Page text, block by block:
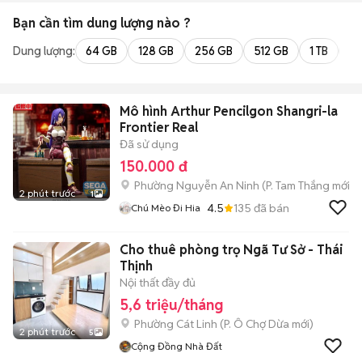
Bạn cần tìm dung lượng nào ?
Dung lượng: 64 GB 128 GB 256 GB 512 GB 1 TB
2 phút trước 1
Mô hình Arthur Pencilgon Shangri-la
Frontier Real
Đã sử dụng
150.000 đ
Phường Nguyễn An Ninh (P. Tam Thắng mới)
Chú Mèo Đi Hia 4.5 135 đã bán
2 phút trước 5
Cho thuê phòng trọ Ngã Tư Sở - Thái
Thịnh
Nội thất đầy đủ
5,6 triệu/tháng
Phường Cát Linh (P. Ô Chợ Dừa mới)
Cộng Đồng Nhà Đất